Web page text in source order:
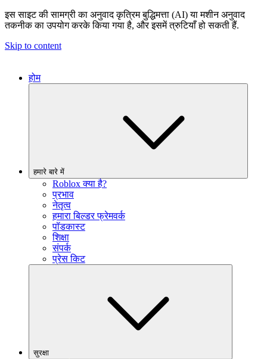
इस साइट की सामग्री का अनुवाद कृत्रिम बुद्धिमत्ता (AI) या मशीन अनुवाद
तकनीक का उपयोग करके किया गया है, और इसमें त्रुटियाँ हो सकती हैं.
Skip to content
होम
हमारे बारे में
Roblox क्या है?
प्रभाव
नेतृत्व
हमारा बिल्डर फ्रेमवर्क
पॉडकास्ट
शिक्षा
संपर्क
प्रेस किट
सुरक्षा